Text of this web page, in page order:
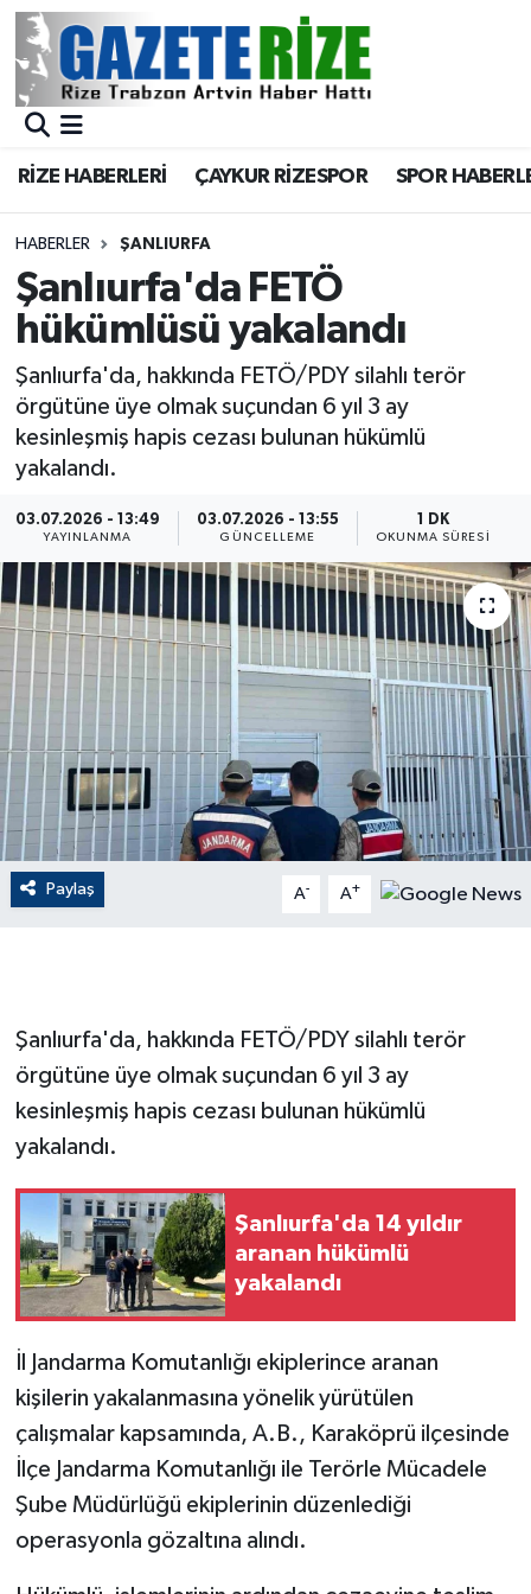
RİZE HABERLERİ ÇAYKUR RİZESPOR SPOR
HABERLER ŞANLIURFA
Şanlıurfa'da FETÖ
hükümlüsü yakalandı
Şanlıurfa'da, hakkında FETÖ/PDY silahlı terör
örgütüne üye olmak suçundan 6 yıl 3 ay
kesinleşmiş hapis cezası bulunan hükümlü
yakalandı.
03.07.2026 - 13:49
YAYINLANMA
03.07.2026 - 13:55
GÜNCELLEME
1 DK
OKUNMA SÜRESI
Paylaş A- A+
Şanlıurfa'da, hakkında FETÖ/PDY silahlı terör
örgütüne üye olmak suçundan 6 yıl 3 ay
kesinleşmiş hapis cezası bulunan hükümlü
yakalandı.
Şanlıurfa'da 14 yıldır
aranan hükümlü
yakalandı
İl Jandarma Komutanlığı ekiplerince aranan
kişilerin yakalanmasına yönelik yürütülen
çalışmalar kapsamında, A.B., Karaköprü ilçesinde
İlçe Jandarma Komutanlığı ile Terörle Mücadele
Şube Müdürlüğü ekiplerinin düzenlediği
operasyonla gözaltına alındı.
BÖLGEMİZ
Asayiş
Rize Jandarma Komutanlığı
Bilim Teknoloji
Advertising news
Canlı Maç
ÇEVRE
Dış Haberler
Dünya
EĞİTİM
EKONOMİ
English News
Gayrimenkul
GENEL
Güvenlik
HABERDE İNSAN
İNSAN
İş Dünyası
Jandarma
Kadın
Merkez Nöbetçi Eczaneler
Merkez Trafik Yoğunluk Haritası
Süper Lig Puan Durumu ve Fikstür
Tüm Manşetler
Son Dakika Haberleri
Haber Arşivi